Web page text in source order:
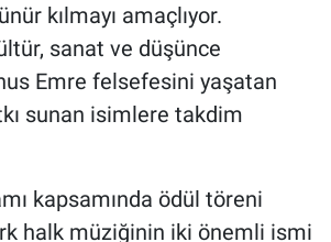
kılmayı amaçlıyor.
sanat ve düşünce
Emre felsefesini yaşatan
sunan isimlere takdim
kapsamında ödül töreni
halk müziğinin iki önemli ismi